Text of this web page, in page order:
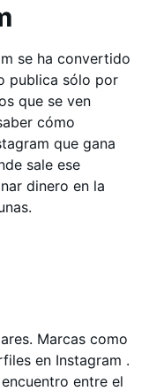
se ha convertido
publica sólo por
que se ven
cómo
que gana
sale ese
dinero en la
Marcas como
en Instagram .
entre el